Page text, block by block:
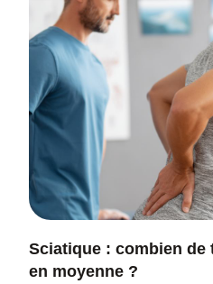
Sciatique : combien de
en moyenne ?